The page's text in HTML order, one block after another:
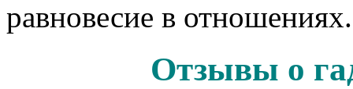
равновесие в отношениях.
Отзывы о